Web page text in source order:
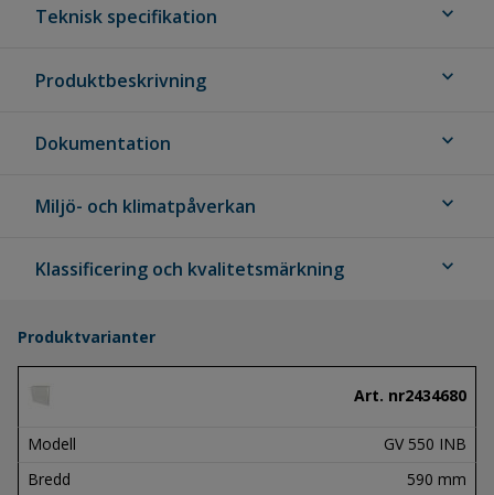
Teknisk specifikation expand_more
Produktbeskrivning expand_more
Dokumentation expand_more
Miljö- och klimatpåverkan expand_more
Klassificering och kvalitetsmärkning expand_more
Produktvarianter
Art. nr2434680
Modell
GV 550 INB
Bredd
590 mm